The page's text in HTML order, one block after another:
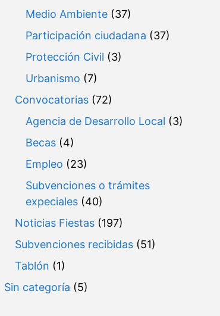
Medio Ambiente(37)
Participación ciudadana (37)
Protección Civil (3)
Urbanismo (7)
Convocatorias(72)
Agencia de Desarrollo Local (3)
Becas(4)
Empleo (23)
Subvenciones o trámites
expeciales(40)
Noticias Fiestas(197)
Subvenciones recibidas(51)
Tablón (1)
Sin categoría (5)